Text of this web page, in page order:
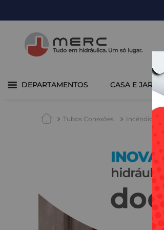
DEPARTAMENTOS CASA E JARDIM
Tubos Conexões Incêndio